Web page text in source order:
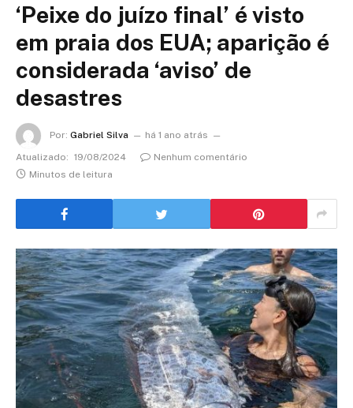
‘Peixe do juízo final’ é visto
em praia dos EUA; aparição é
considerada ‘aviso’ de
desastres
Por: Gabriel Silva
há 1 ano atrás
Atualizado: 19/08/2024
Nenhum comentário
Minutos de leitura